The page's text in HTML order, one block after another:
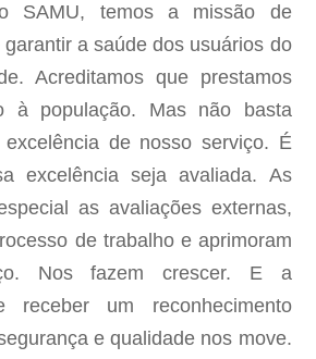
SAMU, temos a missão de
a saúde dos usuários do
Acreditamos que prestamos
à população. Mas não basta
de nosso serviço. É
excelência seja avaliada. As
as avaliações externas,
de trabalho e aprimoram
Nos fazem crescer. E a
receber um reconhecimento
e qualidade nos move.